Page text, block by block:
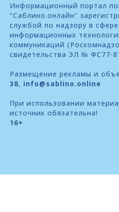
Информационный портал
"Саблино.онлайн"
службой по надзору в сфере
информационных
коммуникаций
свидетельства ЭЛ № ФС77-
Размещение рекламы и
38, info@sablino.online
При использовании
источник обязательна!
16+